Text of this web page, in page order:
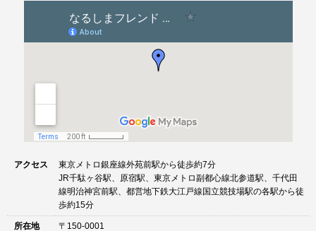
アクセス
東京メトロ銀座線外苑前駅から徒歩約7分
JR千駄ヶ谷駅、原宿駅、東京メトロ副都心線北参道駅、千代田
線明治神宮前駅、都営地下鉄大江戸線国立競技場駅の各駅から徒
歩約15分
所在地
〒150-0001